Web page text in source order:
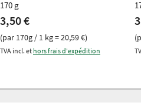
170 g
3,50 €
(par 170g / 1 kg = 20,59 €)
TVA incl. et hors frais d'expédition